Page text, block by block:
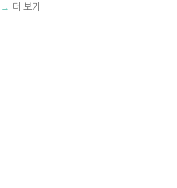
→ 더 보기